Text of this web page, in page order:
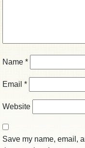
Name *
Email *
Website
Save my name, email,